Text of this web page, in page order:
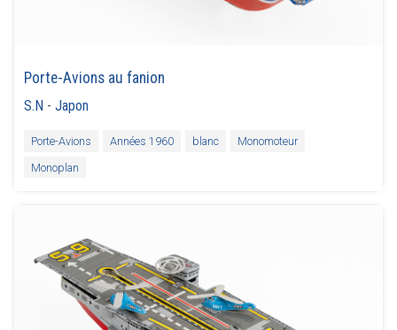
Porte-Avions au fanion
S.N -Japon
Porte-Avions Années 1960 blanc
Monomoteur
Monoplan